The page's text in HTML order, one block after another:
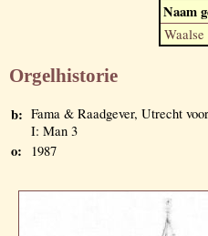
Naam
Orgelhistorie
b: Fama & Raadgever, Utrecht
I: Man 3
o: 1987